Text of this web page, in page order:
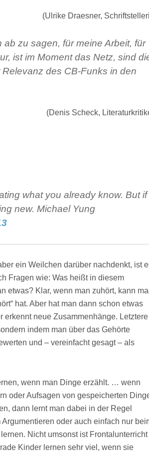
(Ulrike Draesner,
zu sagen, für meine Arbeit, für
ist im Moment das Netz, sind
des CB-Funks in den
(Denis Scheck,
what you already know. But if
new. Michael Yung
ein Weilchen darüber nachdenkt, ist
Fragen wie: Was heißt in diesem
etwas? Klar, wenn man zuhört, kann
hat. Aber hat man dann schon etwas
erkennt neue Zusammenhänge. Letztere
indem man über das Gehörte
und – vereinfacht gesagt – als
wenn man Dinge erzählt. … wenn
oder Aufsagen von gespeicherten
dann lernt man dabei in der Regel
oder auch einfach nur
Nicht umsonst ist Frontalunterricht
Kinder lernen sehr viel, wenn sie